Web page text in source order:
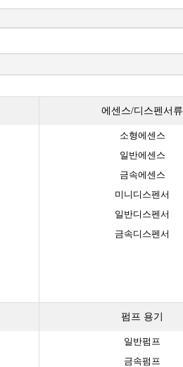
에센스/디스펜서류
소형에센스
일반에센스
금속에센스
미니디스펜서
일반디스펜서
금속디스펜서
펌프 용기
일반펌프
금속펌프